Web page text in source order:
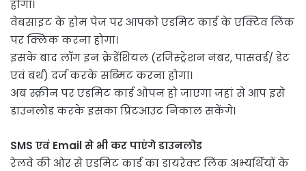
होगा।
वेबसाइट के होम पेज पर आपको एडमिट कार्ड के एक्टिव लिंक
पर क्लिक करना होगा।
इसके बाद लॉग इन क्रेडेंशियल (रजिस्ट्रेशन नंबर, पासवर्ड/ डेट
एवं बर्थ) दर्ज करके सब्मिट करना होगा।
अब स्क्रीन पर एडमिट कार्ड ओपन हो जाएगा जहां से आप इसे
डाउनलोड करके इसका प्रिंटआउट निकाल सकेंगे।
SMS एवं Email से भी कर पाएंगे डाउनलोड
रेलवे की ओर से एडमिट कार्ड का डायरेक्ट लिंक अभ्यर्थियों के